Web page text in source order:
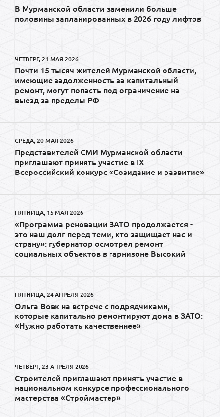
В Мурманской области заменили больше
половины запланированных в 2026 году лифтов
ЧЕТВЕРГ, 21 МАЯ 2026
Почти 15 тысяч жителей Мурманской области,
имеющие задолженность за капитальный
ремонт, могут попасть под ограничение на
выезд за пределы РФ
СРЕДА, 20 МАЯ 2026
Представителей СМИ Мурманской области
приглашают принять участие в IX
Всероссийский конкурс «Созидание и развитие»
ПЯТНИЦА, 15 МАЯ 2026
«Программа реновации ЗАТО продолжается -
это наш долг перед теми, кто защищает нас и
страну»: губернатор осмотрел ремонт
социальных объектов в гарнизоне Высокий
ПЯТНИЦА, 24 АПРЕЛЯ 2026
Ольга Вовк на встрече с подрядчиками,
которые капитально ремонтируют дома в ЗАТО:
«Нужно работать качественнее»
ЧЕТВЕРГ, 23 АПРЕЛЯ 2026
Строителей приглашают принять участие в
национальном конкурсе профессионального
мастерства «Строймастер»